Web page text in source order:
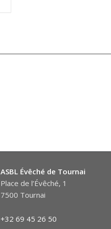
ASBL Évêché de Tournai
Place de l’Évêché, 1
7500 Tournai
+32 69 45 26 50